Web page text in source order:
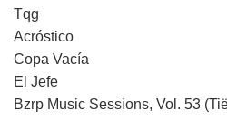
Tqg
Acróstico
Copa Vacía
El Jefe
Bzrp Music Sessions, Vol. 53